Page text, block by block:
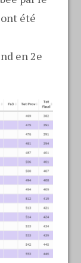
été
en 2e